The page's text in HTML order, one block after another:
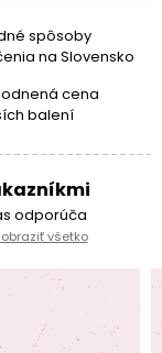
spôsoby
na Slovensko
cena
balení
odporúča
všetko